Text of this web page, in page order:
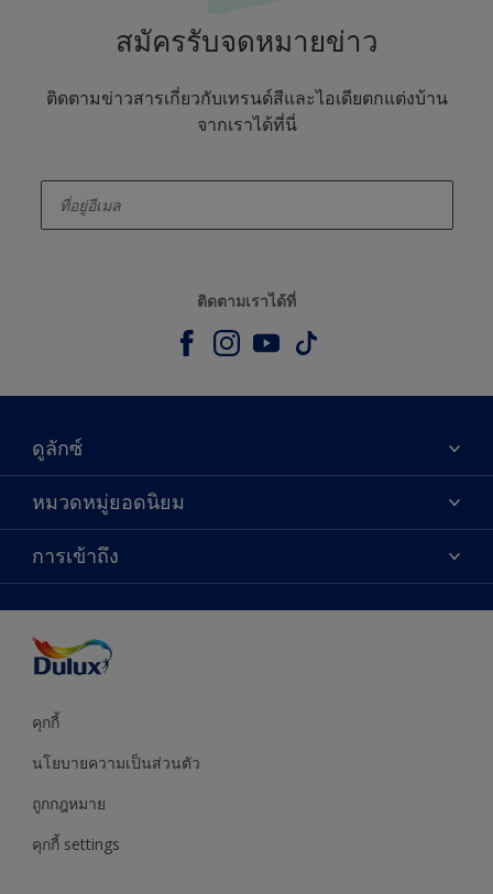
สมัครรับจดหมายข่าว
ติดตามข่าวสารเกี่ยวกับเทรนด์สีและไอเดียตกแต่งบ้าน
จากเราได้ที่นี่
ติดตามเราได้ที่
ดูลักซ์
เกี่ยวกับดูลักซ์
ติดต่อเรา
ค้นหาร้านค้า
หมวดหมู่ยอดนิยม
ผลิตภัณฑ์
ไอเดียการตกแต่ง
คำแนะนำจากผู้เชี่ยวชาญ
บริการออกแบบสี
การเข้าถึง
คุกกี้
นโยบายความเป็นส่วนตัว
ถูกกฎหมาย
คุกกี้ settings